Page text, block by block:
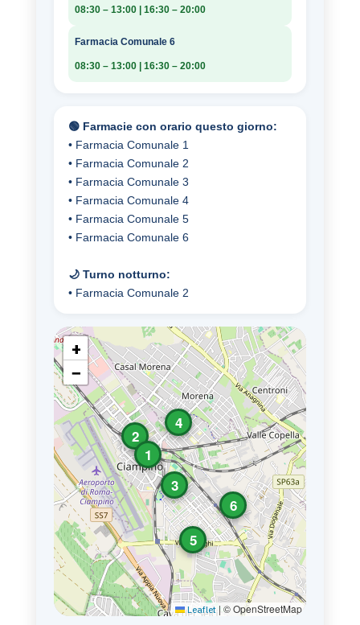
08:30 – 13:00 | 16:30 – 20:00
Farmacia Comunale 6
08:30 – 13:00 | 16:30 – 20:00
🟢 Farmacie con orario questo giorno:
• Farmacia Comunale 1
• Farmacia Comunale 2
• Farmacia Comunale 3
• Farmacia Comunale 4
• Farmacia Comunale 5
• Farmacia Comunale 6
🌙 Turno notturno:
• Farmacia Comunale 2
1
2
3
4
5
6
+
−
Leaflet | © OpenStreetMap